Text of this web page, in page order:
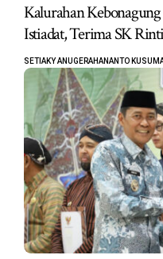
Kalurahan
Istiadat, Terima SK
SETIAKY ANUGERAHANANTO